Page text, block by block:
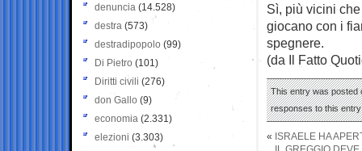
Sì, più vicini
giocano con i
spegnere.
(da Il Fatto
This entry was posted
responses to this
« ISRAELE HA
denuncia (14.528)
destra (573)
destradipopolo (99)
Di Pietro (101)
Diritti civili (276)
don Gallo (9)
economia (2.331)
elezioni (3.303)